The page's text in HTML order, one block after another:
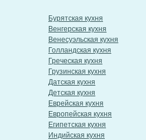
Бурятская кухня
Венгерская кухня
Венесуэльская кухня
Голландская кухня
Греческая кухня
Грузинская кухня
Датская кухня
Детская кухня
Еврейская кухня
Европейская кухня
Египетская кухня
Индийская кухня